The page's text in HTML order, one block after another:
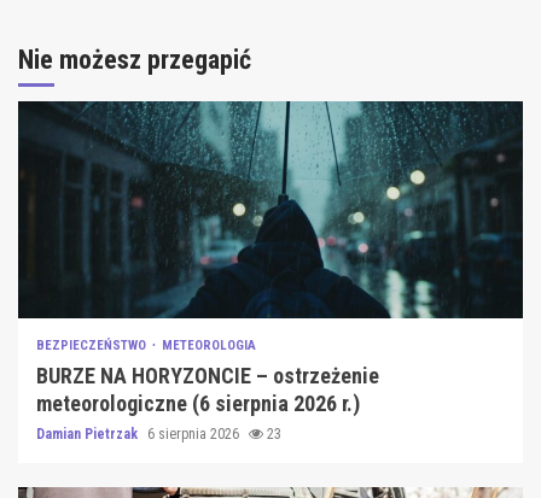
Nie możesz przegapić
BEZPIECZEŃSTWO METEOROLOGIA
BURZE NA HORYZONCIE – ostrzeżenie
meteorologiczne (6 sierpnia 2026 r.)
Damian Pietrzak 6 sierpnia 2026 23